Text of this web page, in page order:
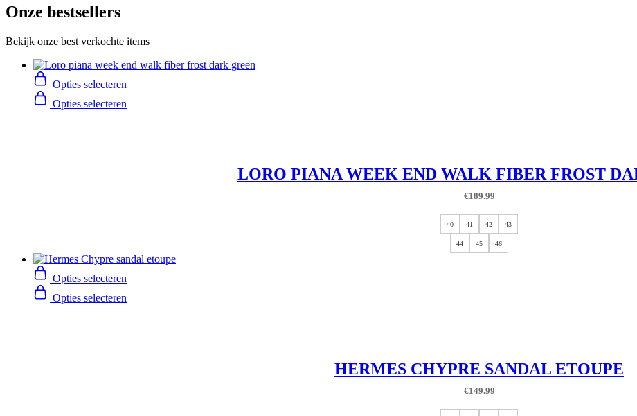
Onze bestsellers
Bekijk onze best verkochte items
Opties selecteren
Opties selecteren
LORO PIANA WEEK END WALK FIBER FROST
€189.99
40 41 42 43
44 45 46
Opties selecteren
Opties selecteren
HERMES CHYPRE SANDAL ETOUPE
€149.99